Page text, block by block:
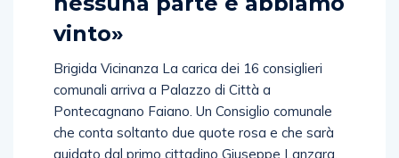
vinto»
comunali arriva a Palazzo di Città a
Pontecagnano Faiano. Un Consiglio comunale
che conta soltanto due quote rosa e che sarà
guidato dal primo cittadino Giuseppe Lanzara,